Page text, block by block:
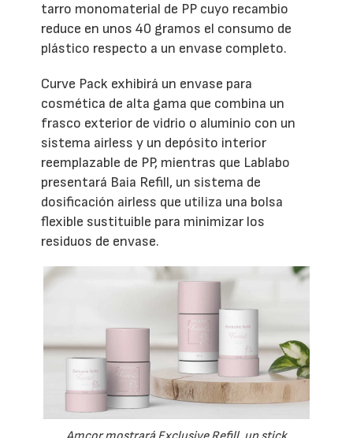
tarro monomaterial de PP cuyo recambio
reduce en unos 40 gramos el consumo de
plástico respecto a un envase completo.
Curve Pack exhibirá un envase para
cosmética de alta gama que combina un
frasco exterior de vidrio o aluminio con un
sistema airless y un depósito interior
reemplazable de PP, mientras que Lablabo
presentará Baia Refill, un sistema de
dosificación airless que utiliza una bolsa
flexible sustituible para minimizar los
residuos de envase.